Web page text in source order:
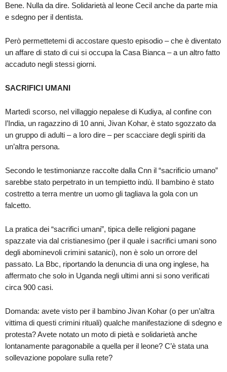
Bene. Nulla da dire. Solidarietà al leone Cecil anche da parte mia
e sdegno per il dentista.
Però permettetemi di accostare questo episodio – che è diventato
un affare di stato di cui si occupa la Casa Bianca – a un altro fatto
accaduto negli stessi giorni.
SACRIFICI UMANI
Martedì scorso, nel villaggio nepalese di Kudiya, al confine con
l’India, un ragazzino di 10 anni, Jivan Kohar, è stato sgozzato da
un gruppo di adulti – a loro dire – per scacciare degli spiriti da
un’altra persona.
Secondo le testimonianze raccolte dalla Cnn il “sacrificio umano”
sarebbe stato perpetrato in un tempietto indù. Il bambino è stato
costretto a terra mentre un uomo gli tagliava la gola con un
falcetto.
La pratica dei “sacrifici umani”, tipica delle religioni pagane
spazzate via dal cristianesimo (per il quale i sacrifici umani sono
degli abominevoli crimini satanici), non è solo un orrore del
passato. La Bbc, riportando la denuncia di una ong inglese, ha
affermato che solo in Uganda negli ultimi anni si sono verificati
circa 900 casi.
Domanda: avete visto per il bambino Jivan Kohar (o per un’altra
vittima di questi crimini rituali) qualche manifestazione di sdegno e
protesta? Avete notato un moto di pietà e solidarietà anche
lontanamente paragonabile a quella per il leone? C’è stata una
sollevazione popolare sulla rete?